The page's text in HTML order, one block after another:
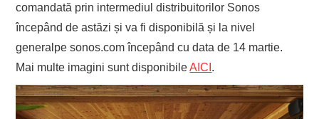
comandată prin intermediul distribuitorilor Sonos
începând de astăzi și va fi disponibilă și la nivel
generalpe sonos.com începând cu data de 14 martie.
Mai multe imagini sunt disponibileAICI .